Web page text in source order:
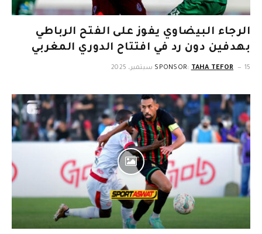
الرجاء البيضاوي يفوز على الفتح الرباطي
بهدفين دون رد في افتتاح الدوري المغربي
SPONSOR: TAHA TEFOR 15 سبتمبر، 2025